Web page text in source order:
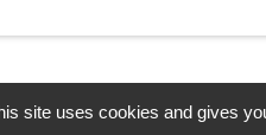
site uses cookies and gives